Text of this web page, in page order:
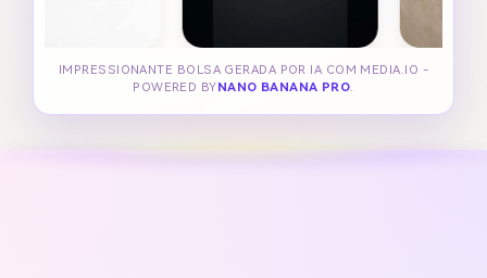
IMPRESSIONANTE BOLSA GERADA POR IA COM MEDIA.IO -
POWERED BY NANO BANANA PRO.